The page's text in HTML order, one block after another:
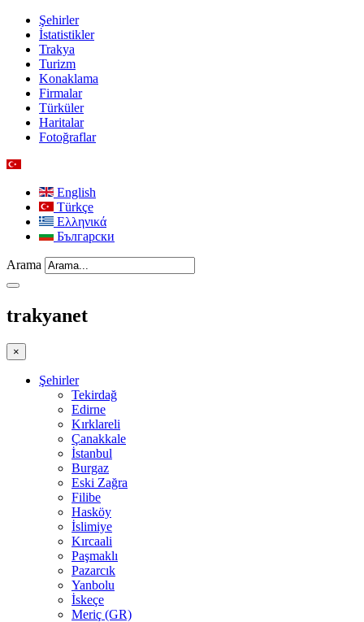
Şehirler
İstatistikler
Trakya
Turizm
Konaklama
Firmalar
Türküler
Haritalar
Fotoğraflar
English
Türkçe
Ελληνικά
Български
Arama
trakyanet
×
Şehirler
Tekirdağ
Edirne
Kırklareli
Çanakkale
İstanbul
Burgaz
Eski Zağra
Filibe
Hasköy
İslimiye
Kırcaali
Paşmaklı
Pazarcık
Yanbolu
İskeçe
Meriç (GR)